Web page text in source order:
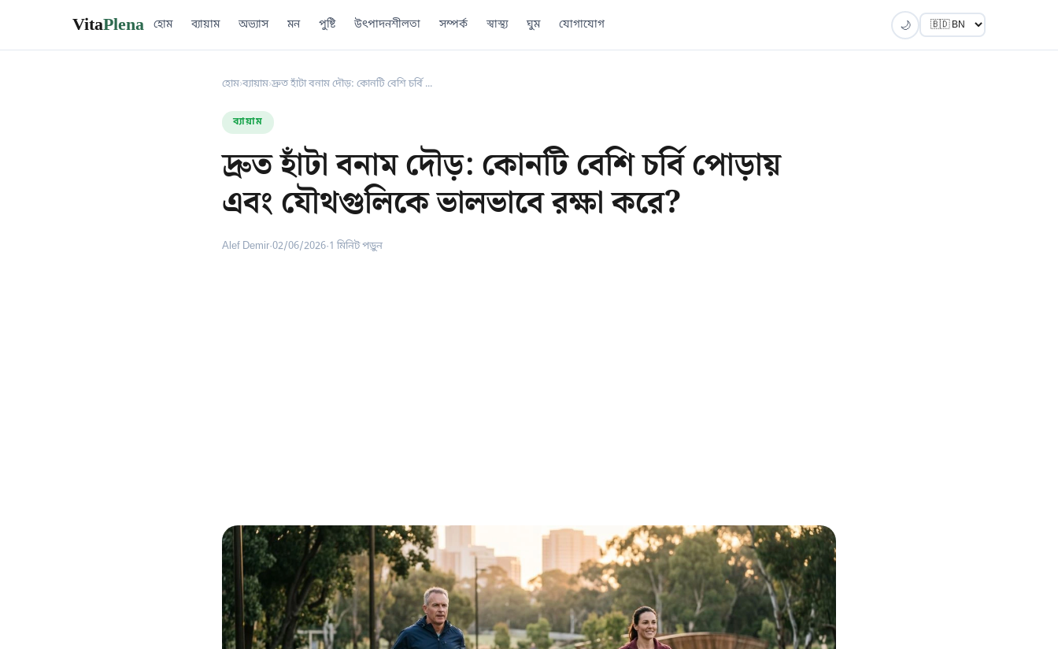
VitaPlena হোম ব্যায়াম অভ্যাস মন পুষ্টি উৎপাদনশীলতা সম্পর্ক স্বাস্থ্য ঘুম যোগাযোগ 🌙
হোম›ব্যায়াম›দ্রুত হাঁটা বনাম দৌড়: কোনটি বেশি চর্বি ...
ব্যায়াম
দ্রুত হাঁটা বনাম দৌড়: কোনটি বেশি চর্বি পোড়ায়
এবং যৌথগুলিকে ভালভাবে রক্ষা করে?
Alef Demir·02/06/2026·1 মিনিট পড়ুন